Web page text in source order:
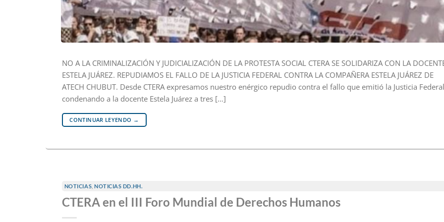
NO A LA CRIMINALIZACIÓN Y JUDICIALIZACIÓN DE LA PROTESTA SOCIAL CTERA SE SOLIDARIZA CON LA
ESTELA JUÁREZ. REPUDIAMOS EL FALLO DE LA JUSTICIA FEDERAL CONTRA LA COMPAÑERA ESTELA JUÁREZ DE
ATECH CHUBUT. Desde CTERA expresamos nuestro enérgico repudio contra el fallo que emitió la Justicia Federal
condenando a la docente Estela Juárez a tres […]
CONTINUAR LEYENDO →
NOTICIAS ,NOTICIAS DD.HH.
CTERA en el III Foro Mundial de Derechos Humanos